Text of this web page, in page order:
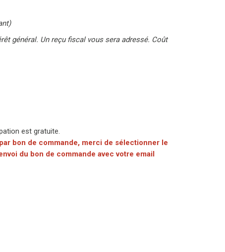
général. Un reçu fiscal vous sera adressé. Coût
est gratuite.
bon de commande, merci de sélectionner le
du bon de commande avec votre email